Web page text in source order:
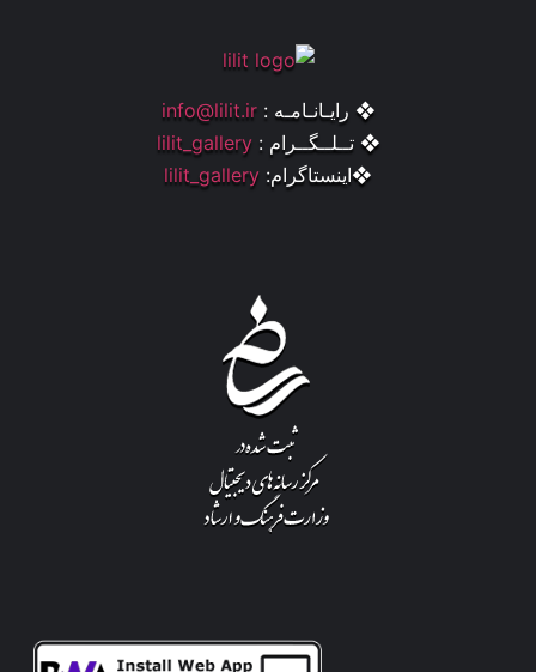
❖ رایـانـامـه : info@lilit.ir
❖ تــلــگــرام : lilit_gallery
❖اینستاگرام: lilit_gallery